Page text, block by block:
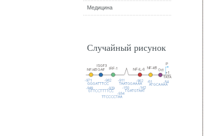
Медицина
Случайный рисунок